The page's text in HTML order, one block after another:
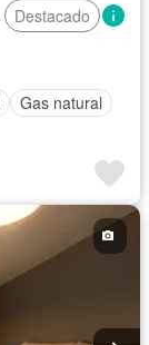
Destacado
Gas natural